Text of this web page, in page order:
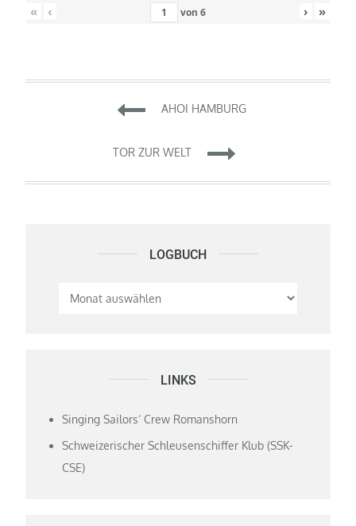
« ‹ von 6 › »
Beitragsnavigation
AHOI HAMBURG
TOR ZUR WELT
LOGBUCH Logbuch
LINKS
Singing Sailors‘ Crew Romanshorn
Schweizerischer Schleusenschiffer Klub (SSK-
CSE)